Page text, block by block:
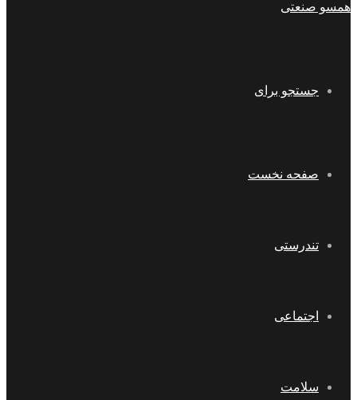
همسو صنعتی
جستجو برای
صفحه نخست
تندرستی
اجتماعی
سلامت